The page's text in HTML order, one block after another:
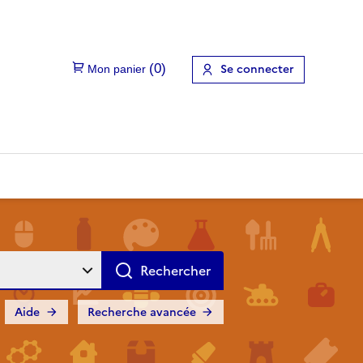
Se connecter
Recherche avancée
Aide